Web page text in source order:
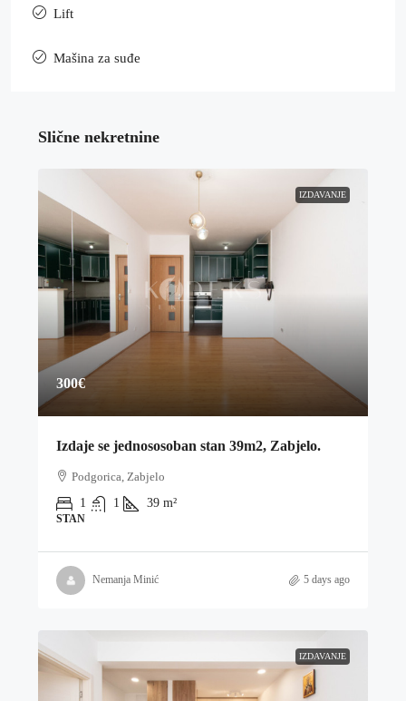
Lift
Mašina za suđe
Slične nekretnine
IZDAVANJE
300€
Izdaje se jednososoban stan 39m2, Zabjelo.
Podgorica, Zabjelo
1
1 39 m²
STAN
Nemanja Minić 5 days ago
IZDAVANJE